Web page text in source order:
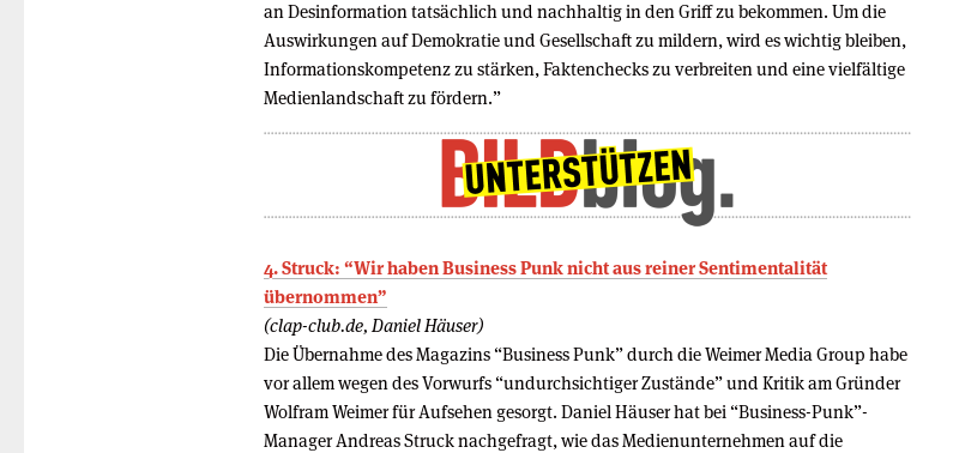
an Desinformation tatsächlich und nachhaltig in den Griff zu bekommen. Um die
Auswirkungen auf Demokratie und Gesellschaft zu mildern, wird es wichtig bleiben,
Informationskompetenz zu stärken, Faktenchecks zu verbreiten und eine vielfältige
Medienlandschaft zu fördern.”
4. Struck: “Wir haben Business Punk nicht aus reiner Sentimentalität
übernommen”
(clap-club.de, Daniel Häuser)
Die Übernahme des Magazins “Business Punk” durch die Weimer Media Group habe
vor allem wegen des Vorwurfs “undurchsichtiger Zustände” und Kritik am Gründer
Wolfram Weimer für Aufsehen gesorgt. Daniel Häuser hat bei “Business-Punk”-
Manager Andreas Struck nachgefragt, wie das Medienunternehmen auf die